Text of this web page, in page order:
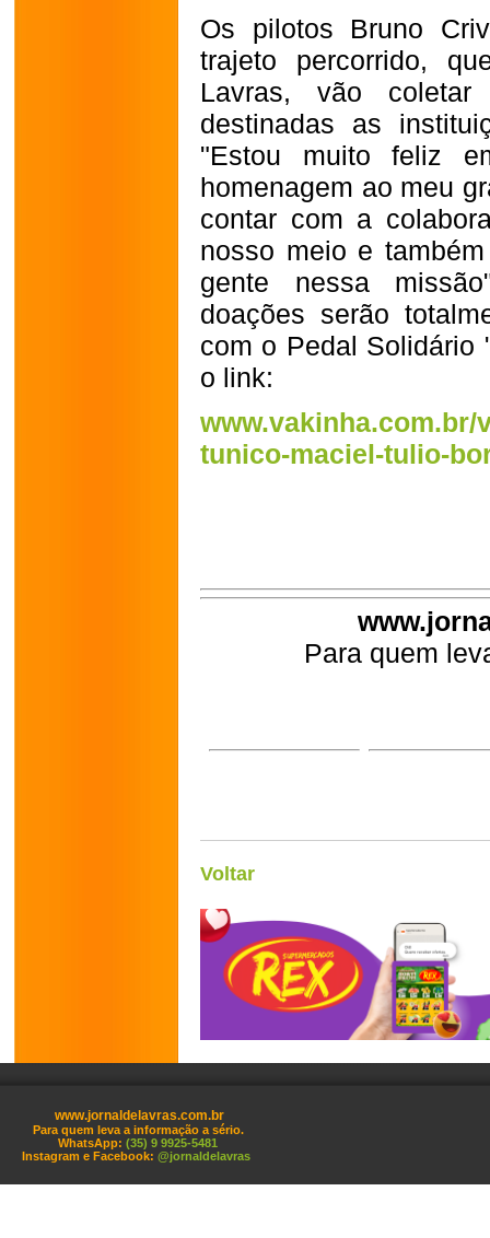
Os pilotos Bruno
trajeto percorrido,
Lavras, vão
destinadas as
"Estou muito feliz
homenagem ao meu
contar com a
nosso meio e
gente nessa
doações serão
com o Pedal Solidário
o link:
tunico-maciel-tulio-
Para quem
Voltar
www.jornaldelavras.com.br
Para quem leva a informação a sério.
WhatsApp: (35) 9 9925-5481
Instagram e Facebook: @jornaldelavras